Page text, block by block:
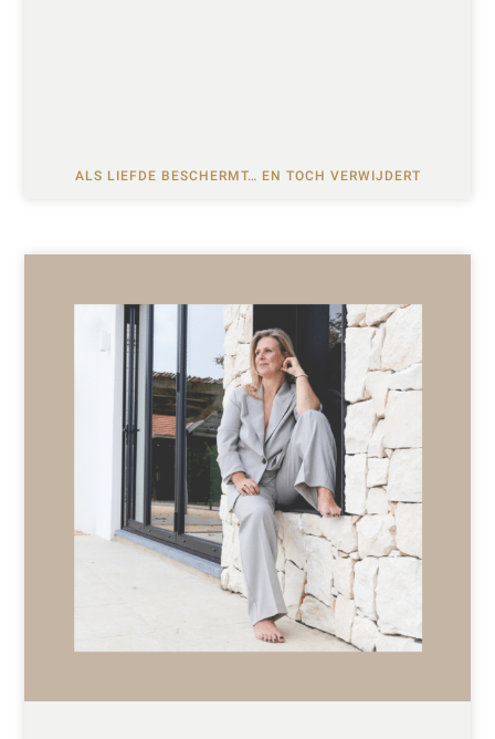
ALS LIEFDE BESCHERMT… EN TOCH VERWIJDERT